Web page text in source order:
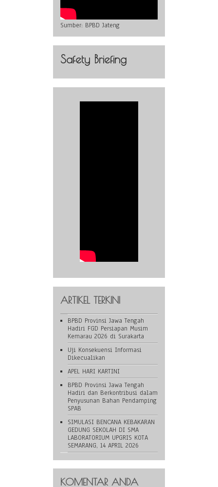
Sumber: BPBD Jateng
Safety Briefing
ARTIKEL TERKINI
BPBD Provinsi Jawa Tengah
Hadiri FGD Persiapan Musim
Kemarau 2026 di Surakarta
Uji Konsekuensi Informasi
Dikecualikan
APEL HARI KARTINI
BPBD Provinsi Jawa Tengah
Hadiri dan Berkontribusi dalam
Penyusunan Bahan Pendamping
SPAB
SIMULASI BENCANA KEBAKARAN
GEDUNG SEKOLAH DI SMA
LABORATORIUM UPGRIS KOTA
SEMARANG, 14 APRIL 2026
KOMENTAR ANDA